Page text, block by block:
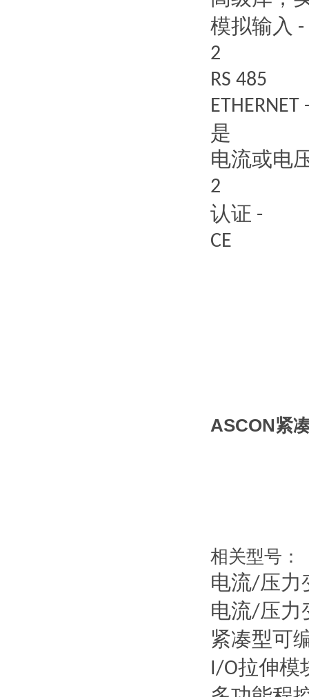
模拟输入 -
2
RS 485
ETHERNET
是
电流或电
2
认证 -
CE
ASCON紧
相关型号：
电流/压
电流/压
紧凑型可
I/O拉伸模